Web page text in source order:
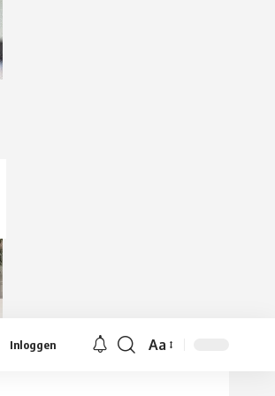
Inloggen
Lettergrootte
Aa